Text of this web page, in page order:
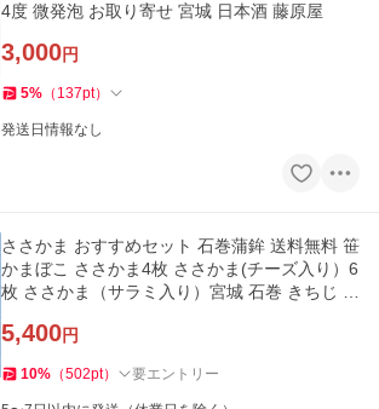
4度 微発泡 お取り寄せ 宮城 日本酒 藤原屋
3,000円
5% （ 137pt）
発送日情報なし
ささかま おすすめセット 石巻蒲鉾 送料無料 笹
かまぼこ ささかま4枚 ささかま(チーズ入り）6
枚 ささかま（サラミ入り）宮城 石巻 きちじ ス
5,400円
10% （502pt） 要エントリー